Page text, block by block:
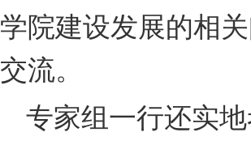
学院建设发展的相
交流。
专家组一行还实